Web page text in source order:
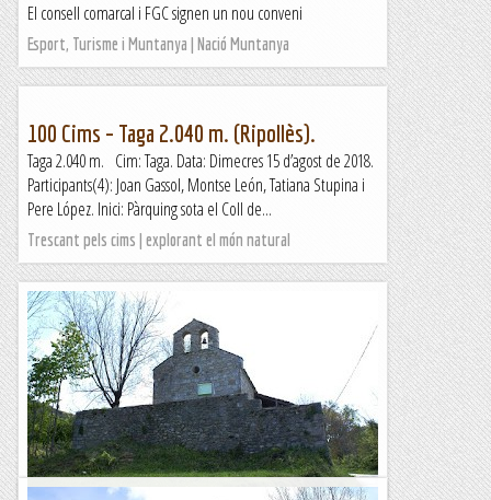
El consell comarcal i FGC signen un nou conveni
Esport, Turisme i Muntanya | Nació Muntanya
100 Cims – Taga 2.040 m. (Ripollès).
Taga 2.040 m. Cim: Taga. Data: Dimecres 15 d’agost de 2018.
Participants(4): Joan Gassol, Montse León, Tatiana Stupina i
Pere López. Inici: Pàrquing sota el Coll de...
Trescant pels cims | explorant el món natural